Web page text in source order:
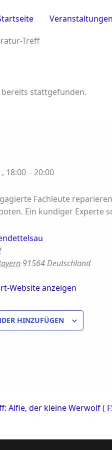
Veranstaltungen
Treff
stattgefunden.
, 18:00–20:00
Fachleute
Ein kundiger Experte
91564Deutschland
Website anzeigen
HINZUFÜGEN
Alfie, der kleine Werwolf (